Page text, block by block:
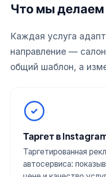
Что мы делаем
Каждая услуга
направление —
общий шаблон, а
Таргет в
Таргетированная
автосервиса: